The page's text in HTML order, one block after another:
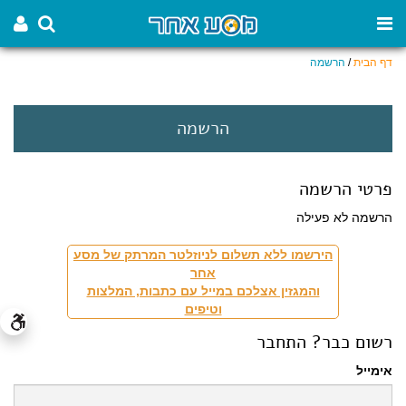
דף הבית/ הרשמה
הרשמה
פרטי הרשמה
הרשמה לא פעילה
הירשמו ללא תשלום לניוזלטר המרתק של מסע
אחר
והמגזין אצלכם במייל עם כתבות, המלצות
וטיפים
רשום כבר? התחבר
אימייל